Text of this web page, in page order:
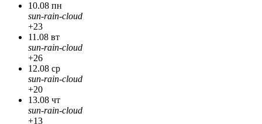
10.08 пн
sun-rain-cloud
+23
11.08 вт
sun-rain-cloud
+26
12.08 ср
sun-rain-cloud
+20
13.08 чт
sun-rain-cloud
+13